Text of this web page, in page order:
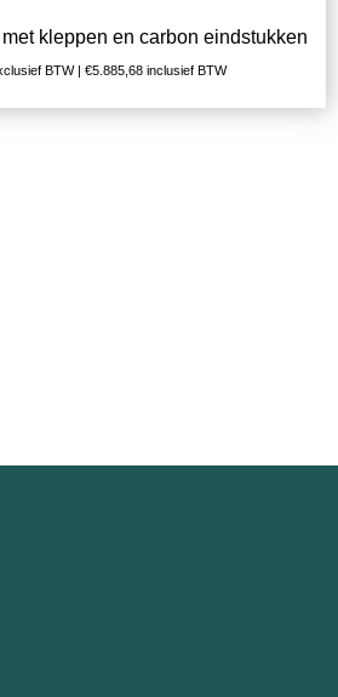
kleppen en carbon eindstukken
BTW | €5.885,68 inclusief BTW